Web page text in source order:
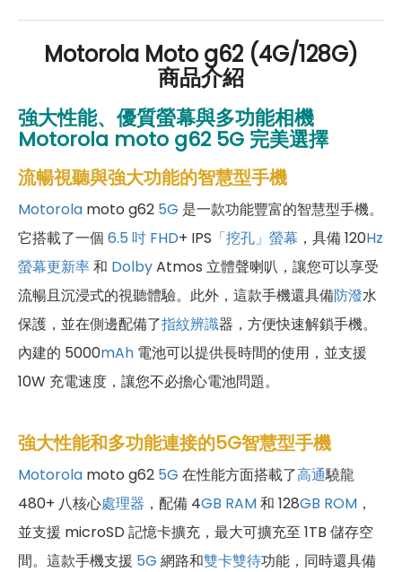
Motorola Moto g62 (4G/128G)
商品介紹
強大性能、優質螢幕與多功能相機
Motorola moto g62 5G完美選擇
流暢視聽與強大功能的智慧型手機
Motorola moto g62 5G 是一款功能豐富的智慧型手機。
它搭載了一個 6.5 吋 FHD+ IPS 「挖孔」螢幕 ，具備 120Hz
螢幕更新率和 DolbyAtmos 立體聲喇叭，讓您可以享受
流暢且沉浸式的視聽體驗。此外，這款手機還具備防潑水
保護，並在側邊配備了指紋辨識器，方便快速解鎖手機。
內建的 5000mAh 電池可以提供長時間的使用，並支援
10W 充電速度，讓您不必擔心電池問題。
強大性能和多功能連接的5G智慧型手機
Motorola moto g62 5G 在性能方面搭載了高通驍龍
480+ 八核心處理器 ，配備 4GB RAM和 128GB ROM ，
並支援 microSD 記憶卡擴充，最大可擴充至 1TB 儲存空
間。這款手機支援 5G 網路和雙卡雙待功能，同時還具備